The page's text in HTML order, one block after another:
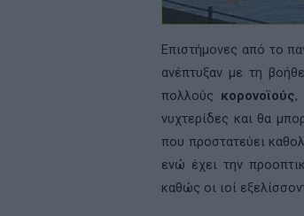
Επιστήμονες από το
ανέπτυξαν με τη
πολλούς κορονοϊούς,
νυχτερίδες και θα
που προστατεύει
ενώ έχει την
καθώς οι ιοί